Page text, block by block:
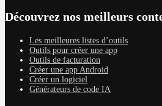
Découvrez nos meilleurs
Les meilleures listes d’outils
Outils pour créer une app
Outils de facturation
Créer une app Android
Créer un logiciel
Générateurs de code IA